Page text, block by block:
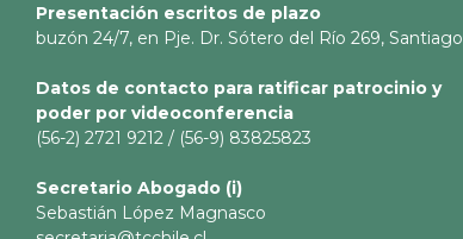
Presentación escritos de plazo
buzón 24/7, en Pje. Dr. Sótero del Río 269, Santiago
Datos de contacto para ratificar patrocinio y
poder por videoconferencia
(56-2) 2721 9212 / (56-9) 83825823
Secretario Abogado (i)
Sebastián López Magnasco